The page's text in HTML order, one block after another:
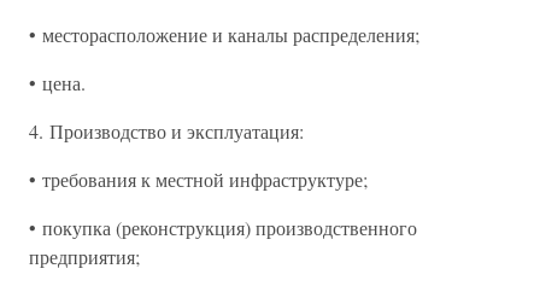
• месторасположение и каналы распределения;
• цена.
4. Производство и эксплуатация:
• требования к местной инфраструктуре;
• покупка (реконструкция) производственного
предприятия;